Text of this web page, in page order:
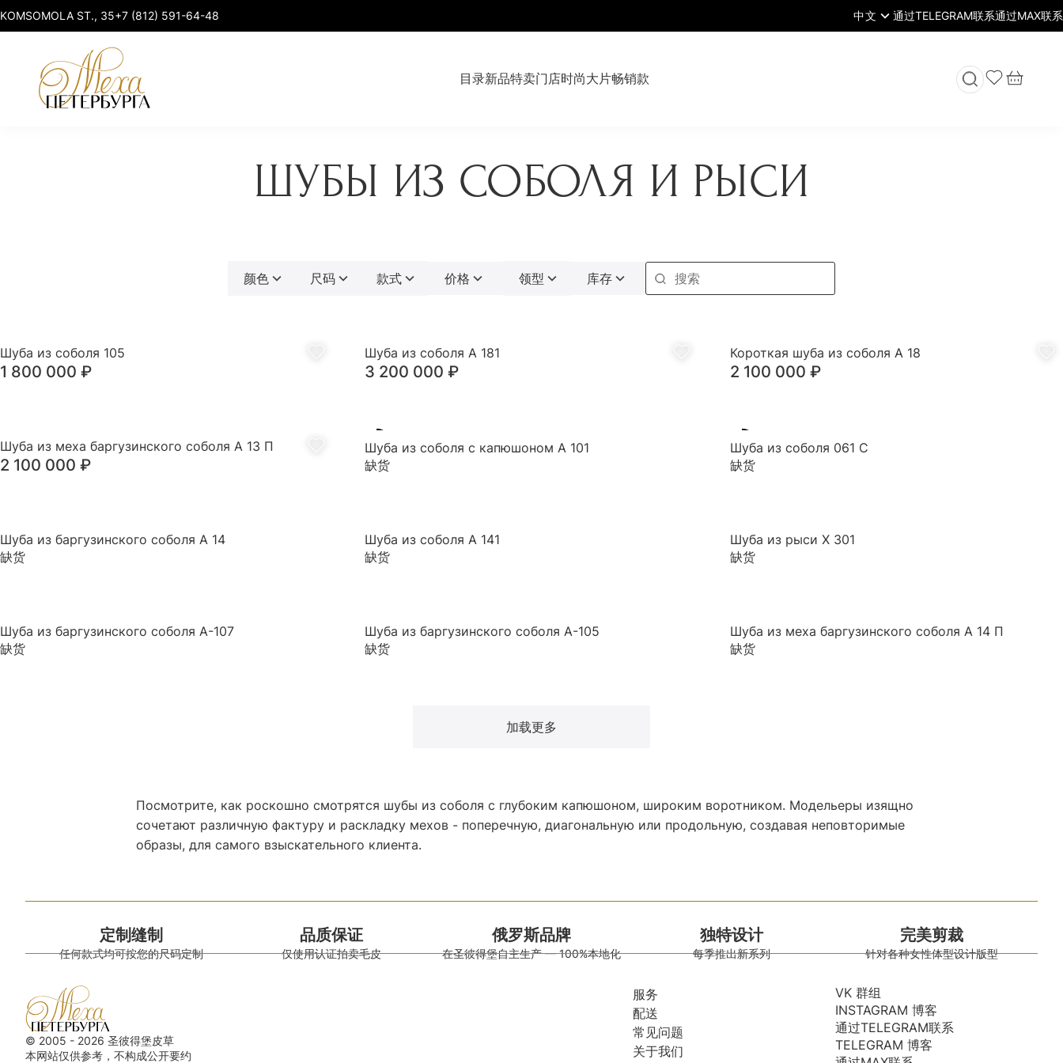
KOMSOMOLA ST., 35+7 (812) 591-64-48 中文
目录新品特卖门店时尚大片畅销款
貂皮 elegant 皮草派克大衣
智能服装
ШУБЫ ИЗ СОБОЛЯ И РЫСИ
颜色 尺码 款式 价格 领型 库存
Шуба из соболя 105
1 800 000 ₽
Шуба из соболя А 181
3 200 000 ₽
Короткая шуба из соболя А 18
2 100 000 ₽
Шуба из меха баргузинского соболя А 13 П
2 100 000 ₽
Шуба из соболя с капюшоном А 101
缺货
Шуба из соболя 061 С
缺货
Шуба из баргузинского соболя А 14
缺货
Шуба из соболя А 141
缺货
Шуба из рыси Х 301
缺货
Шуба из баргузинского соболя А-107
缺货
Шуба из баргузинского соболя А-105
缺货
Шуба из меха баргузинского соболя А 14 П
缺货
加载更多
Посмотрите, как роскошно смотрятся шубы из соболя с глубоким капюшоном, широким воротником. Модельеры изящно
сочетают различную фактуру и раскладку мехов - поперечную, диагональную или продольную, создавая неповторимые
образы, для самого взыскательного клиента.
定制缝制
任何款式均可按您的尺码定制
品质保证
仅使用认证拍卖毛皮
俄罗斯品牌
在圣彼得堡自主生产 — 100%本地化
独特设计
每季推出新系列
完美剪裁
针对各种女性体型设计版型
© 2005 - 2026 圣彼得堡皮草
本网站仅供参考，不构成公开要约
服务
配送
常见问题
关于我们
VK 群组
INSTAGRAM 博客
通过TELEGRAM联系
TELEGRAM 博客